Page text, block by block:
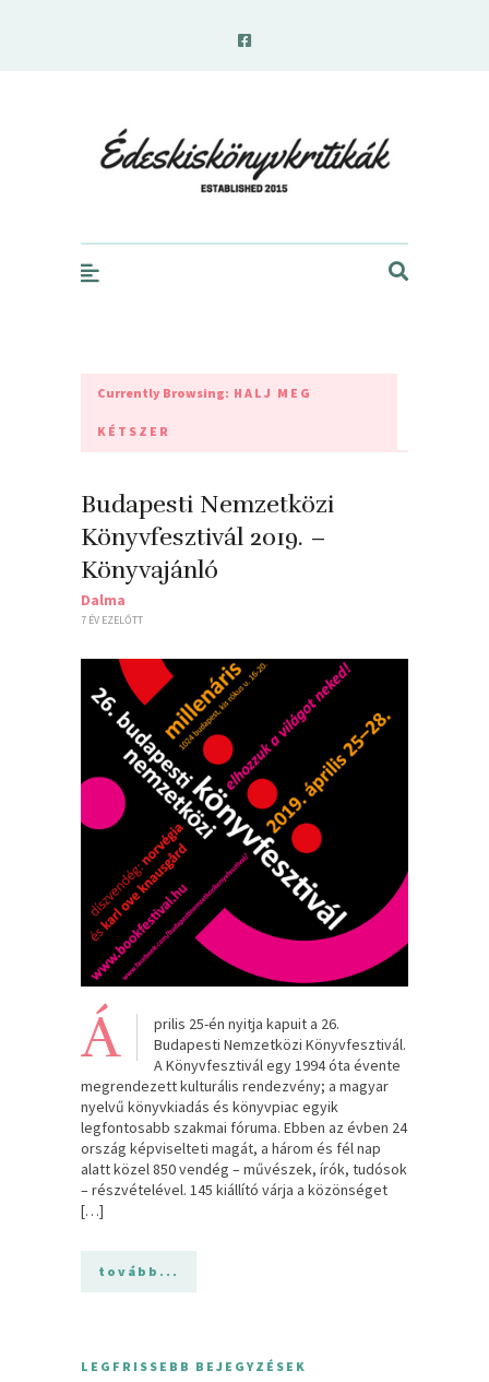
Currently Browsing: HALJ MEG
KÉTSZER
Budapesti Nemzetközi
Könyvfesztivál 2019. –
Könyvajánló
Dalma
7 ÉV EZELŐTT
Á
prilis 25-én nyitja kapuit a 26.
Budapesti Nemzetközi Könyvfesztivál.
A Könyvfesztivál egy 1994 óta évente
megrendezett kulturális rendezvény; a magyar
nyelvű könyvkiadás és könyvpiac egyik
legfontosabb szakmai fóruma. Ebben az évben 24
ország képviselteti magát, a három és fél nap
alatt közel 850 vendég – művészek, írók, tudósok
– részvételével. 145 kiállító várja a közönséget
[…]
tovább...
LEGFRISSEBB BEJEGYZÉSEK